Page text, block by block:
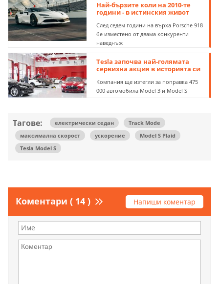
Най-бързите коли на 2010-те
години - в истинския живот
След седем години на върха Рorsche 918
бе изместено от двама конкуренти
наведнъж
Tesla започва най-голямата
сервизна акция в историята си
Компания ще изтегли за поправка 475
000 автомобила Model 3 и Model S
Тагове: електрически седан
Track Mode
максимална скорост
ускорение
Model S Plaid
Tesla Model S
Коментари ( 14 ) Напиши коментар